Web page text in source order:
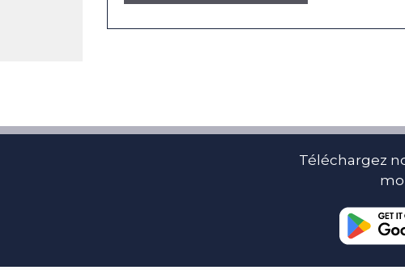
Téléchargez